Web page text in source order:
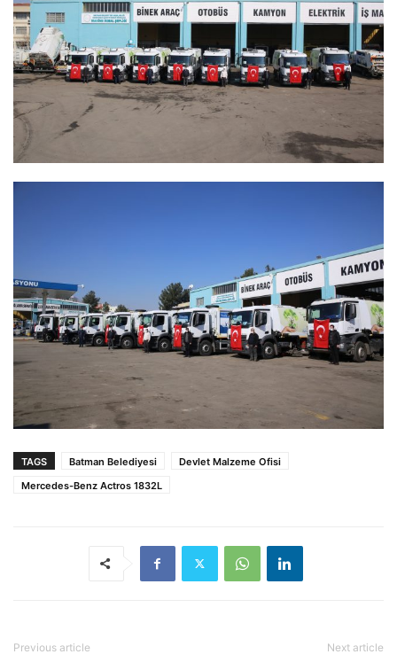
TAGS Batman Belediyesi
Devlet Malzeme Ofisi
Mercedes-Benz Actros 1832L
Previous article Next article